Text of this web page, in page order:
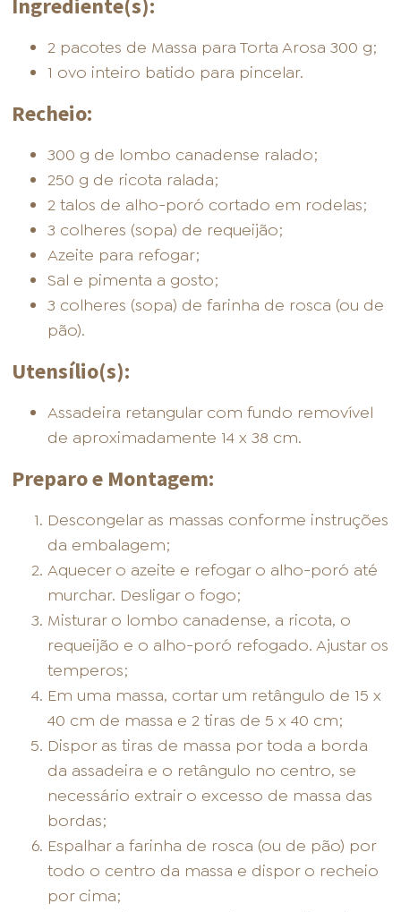
Ingrediente(s):
2 pacotes de Massa para Torta Arosa 300 g;
1 ovo inteiro batido para pincelar.
Recheio:
300 g de lombo canadense ralado;
250 g de ricota ralada;
2 talos de alho-poró cortado em rodelas;
3 colheres (sopa) de requeijão;
Azeite para refogar;
Sal e pimenta a gosto;
3 colheres (sopa) de farinha de rosca (ou de
pão).
Utensílio(s):
Assadeira retangular com fundo removível
de aproximadamente 14 x 38 cm.
Preparo e Montagem:
Descongelar as massas conforme instruções
da embalagem;
Aquecer o azeite e refogar o alho-poró até
murchar. Desligar o fogo;
Misturar o lombo canadense, a ricota, o
requeijão e o alho-poró refogado. Ajustar os
temperos;
Em uma massa, cortar um retângulo de 15 x
40 cm de massa e 2 tiras de 5 x 40 cm;
Dispor as tiras de massa por toda a borda
da assadeira e o retângulo no centro, se
necessário extrair o excesso de massa das
bordas;
Espalhar a farinha de rosca (ou de pão) por
todo o centro da massa e dispor o recheio
por cima;